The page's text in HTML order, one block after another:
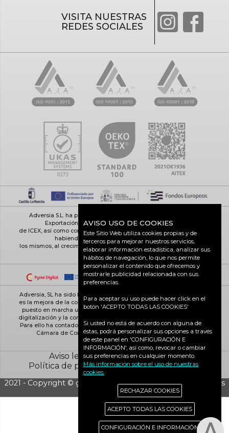
VISITA NUESTRAS
REDES SOCIALES
Adversia S.L. ha participado en el Programa de Iniciación a la
Exportación ICEX-Next, y ha contado con el apoyo
de ICEX, así como con la cofinanciación de Fondos europeos FEDER,
habiendo contribuido según la medida de
los mismos, al crecimiento económico de esta empresa, su región y
de España en su conjunto
Adversia, SL ha sido beneficiaria de Fondos Europeos, cuyo objetivo
es la mejora de la competitividad de las PYMES, y gracias al cual ha
puesto en marcha un Plan de Acción con el objetivo de reforzar la
digitalización y la competitividad de las pymes durante el año 2025.
Para ello ha contado con el apoyo del Programa Pyme Digital de la
Cámara de Comercio de Ciudad Real. #EuropaSeSiente
Aviso legal
Política de cookies
Política de privacidad
Ciudad Real activa
2021 - Copyright © grupo Adversia S.L. - Todos los derechos
reservados
AVISO USO DE COOKIES
Este Sitio Web utiliza cookies propias y de
terceros para mejorar nuestros servicios,
elaborar información estadística, analizar sus
hábitos de navegación, lo que nos permite
personalizar el contenido que ofrecemos y
mostrarle publicidad relacionada con sus
preferencias.
Para aceptar su uso puede hacer click en el
botón 'ACEPTO TODAS LAS COOKIES'
Si usted no está de acuerdo con alguna de
éstas, podrá personalizar sus opciones a través
de este panel en 'CONFIGURACIÓN E
INFORMACIÓN', así como, revocar o cambiar
sus preferencias en cualquier momento.
Más información sobre el uso de nuestras
cookies.
RECHAZAR COOKIES
ACEPTO TODAS LAS COOKIES
CONFIGURACIÓN E INFORMACIÓN